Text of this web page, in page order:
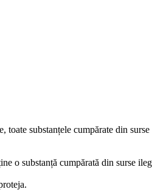
toate substanțele cumpărate din
o substanță cumpărată din surse